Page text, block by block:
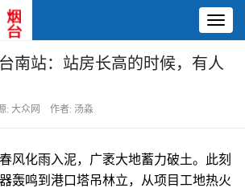
南站：站房长高的时候，有人
: 大众网 作者: 汤淼
风化雨入泥，广袤大地蓄力破土。此刻
轰鸣到港口塔吊林立，从项目工地热火